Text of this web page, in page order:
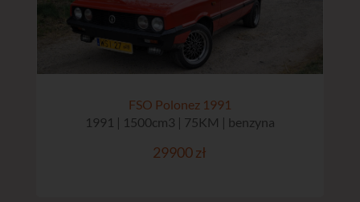
FSO Polonez 1991
1991 | 1500cm3 | 75KM | benzyna
29900 zł